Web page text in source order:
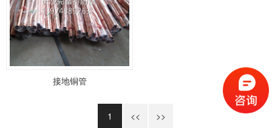
接地铜管
1 << >>